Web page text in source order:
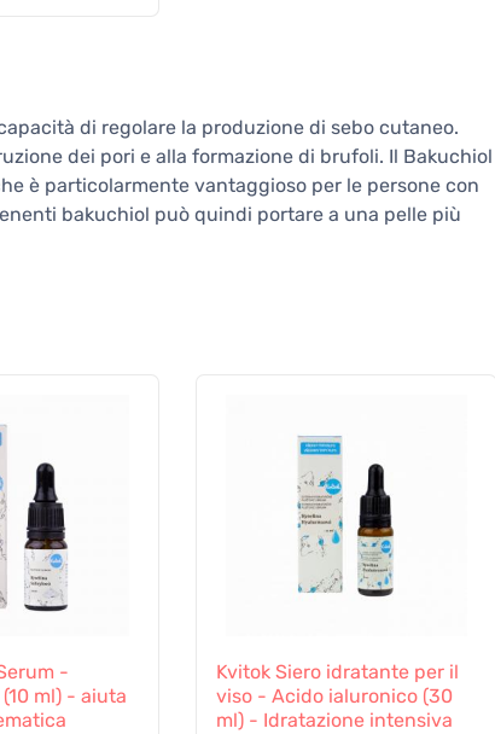
di regolare la produzione di sebo cutaneo.
dei pori e alla formazione di brufoli. Il Bakuchiol
è particolarmente vantaggioso per le persone con
bakuchiol può quindi portare a una pelle più
-
ml) - aiuta
Kvitok Siero idratante per il
viso - Acido ialuronico (30
ml) - Idratazione intensiva